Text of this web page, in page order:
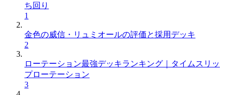
ち回り
1
金色の威信・リュミオールの評価と採用デッキ
2
ローテーション最強デッキランキング｜タイムスリッ
プローテーション
3